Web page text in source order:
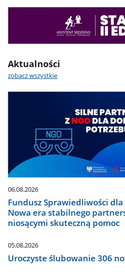
Aktualności
zobacz wszystkie
06.08.2026
Fundusz Sprawiedliwości
Nowa era stabilnego
niosącymi skuteczną pomoc
05.08.2026
Uroczyste ślubowanie 306